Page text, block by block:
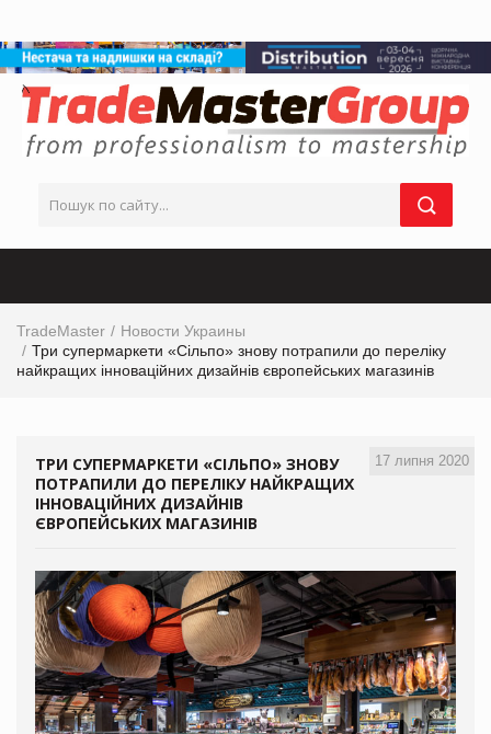
TradeMaster
Новости Украины
Три супермаркети «Сільпо» знову потрапили до переліку
найкращих інноваційних дизайнів європейських магазинів
17 липня 2020
ТРИ СУПЕРМАРКЕТИ «СІЛЬПО» ЗНОВУ
ПОТРАПИЛИ ДО ПЕРЕЛІКУ НАЙКРАЩИХ
ІННОВАЦІЙНИХ ДИЗАЙНІВ
ЄВРОПЕЙСЬКИХ МАГАЗИНІВ